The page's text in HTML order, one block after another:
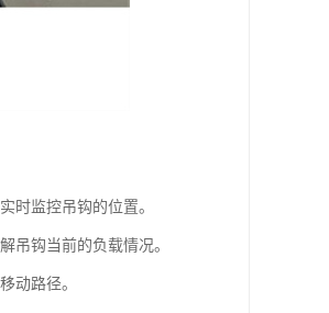
时监控吊钩的位置。
吊钩当前的负载情况。
动路径。